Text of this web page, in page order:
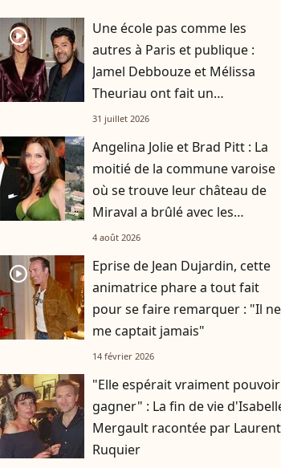
player2
Une école pas comme les
autres à Paris et publique :
Jamel Debbouze et Mélissa
Theuriau ont fait un
compromis pour leurs enfants
31 juillet 2026
Angelina Jolie et Brad Pitt : La
moitié de la commune varoise
où se trouve leur château de
Miraval a brûlé avec les
incendies
4 août 2026
player2
Eprise de Jean Dujardin, cette
animatrice phare a tout fait
pour se faire remarquer : "Il ne
me captait jamais"
14 février 2026
"Elle espérait vraiment pouvoir
gagner" : La fin de vie
Mergault racontée par Laurent
Ruquier